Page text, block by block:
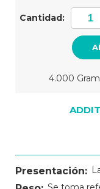
actual
existencias:
Cantidad:
4.000
Presentación: